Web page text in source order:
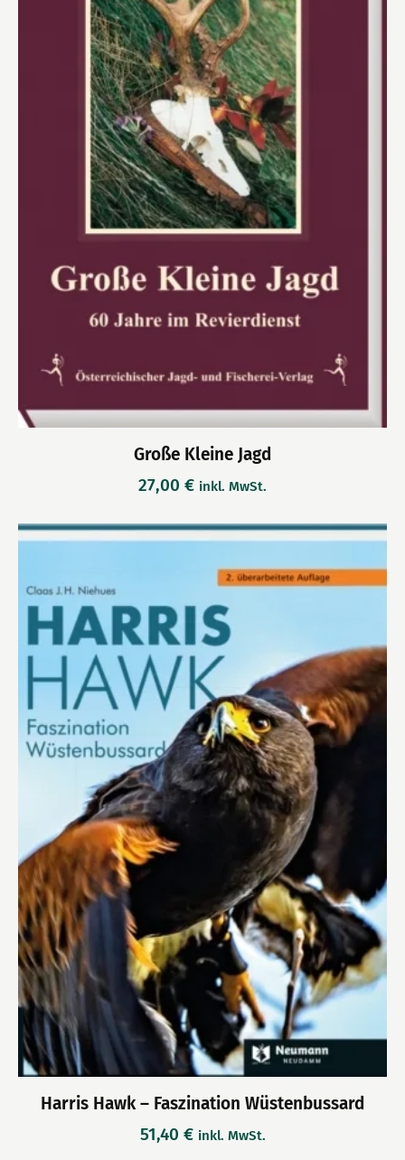
Große Kleine Jagd
27,00 € inkl. MwSt.
Harris Hawk – Faszination Wüstenbussard
51,40 € inkl. MwSt.